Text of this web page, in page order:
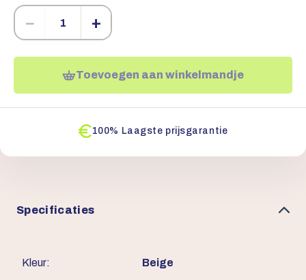
− +
Toevoegen aan winkelmandje
100% Laagste prijsgarantie
Specificaties
Kleur: Beige